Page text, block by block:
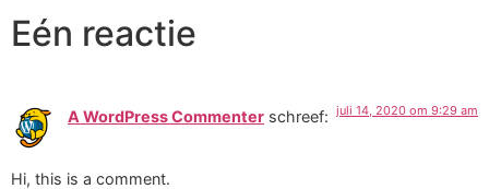
Eén reactie
A WordPress Commenter schreef: juli 14, 2020 om 9:29 am
Hi, this is a comment.